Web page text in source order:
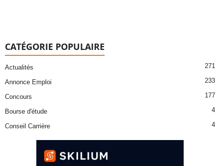
CATÉGORIE POPULAIRE
Actualités 271
Annonce Emploi 233
Concours 177
Bourse d'étude 4
Conseil Carrière 4